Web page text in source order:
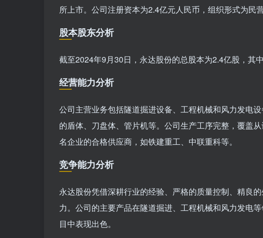
所上市。公司注册资本为2.4亿元人民币，组织形式为民营
股本股东分析
截至2024年9月30日，永达股份的总股本为2.4亿股，其
经营能力分析
公司主营业务包括隧道掘进设备、工程机械和风力发电
的盾体、刀盘体、管片机等。公司生产工序完整，覆盖
名企业的合格供应商，如铁建重工、中联重科等。
竞争能力分析
永达股份凭借深耕行业的经验、严格的质量控制、精良
力。公司的主要产品在隧道掘进、工程机械和风力发电
目中表现出色。